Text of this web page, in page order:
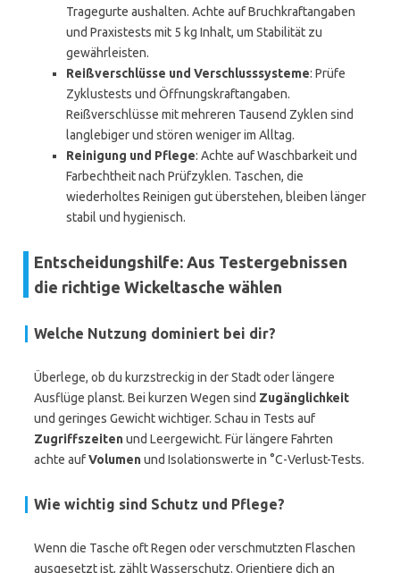
Tragegurte aushalten. Achte auf Bruchkraftangaben
und Praxistests mit 5 kg Inhalt, um Stabilität zu
gewährleisten.
Reißverschlüsse und Verschlusssysteme: Prüfe
Zyklustests und Öffnungskraftangaben.
Reißverschlüsse mit mehreren Tausend Zyklen sind
langlebiger und stören weniger im Alltag.
Reinigung und Pflege: Achte auf Waschbarkeit und
Farbechtheit nach Prüfzyklen. Taschen, die
wiederholtes Reinigen gut überstehen, bleiben länger
stabil und hygienisch.
Entscheidungshilfe: Aus Testergebnissen
die richtige Wickeltasche wählen
Welche Nutzung dominiert bei dir?
Überlege, ob du kurzstreckig in der Stadt oder längere
Ausflüge planst. Bei kurzen Wegen sind Zugänglichkeit
und geringes Gewicht wichtiger. Schau in Tests auf
Zugriffszeitenund Leergewicht. Für längere Fahrten
achte aufVolumenund Isolationswerte in °C-Verlust-Tests.
Wie wichtig sind Schutz und Pflege?
Wenn die Tasche oft Regen oder verschmutzten Flaschen
ausgesetzt ist, zählt Wasserschutz. Orientiere dich an